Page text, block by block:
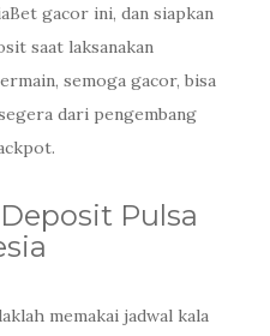
gacor ini, dan siapkan
saat laksanakan
semoga gacor, bisa
dari pengembang
Pulsa
memakai jadwal kala